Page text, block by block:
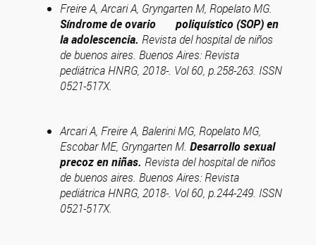
Freire A, Arcari A, Gryngarten M, Ropelato MG.
Síndrome de ovario poliquístico (SOP) en
la adolescencia. Revista del hospital de niños
de buenos aires. Buenos Aires: Revista
pediátrica HNRG, 2018-. Vol 60, p.258-263. ISSN
0521-517X.
Arcari A, Freire A, Balerini MG, Ropelato MG,
Escobar ME, Gryngarten M. Desarrollo sexual
precoz en niñas. Revista del hospital de niños
de buenos aires. Buenos Aires: Revista
pediátrica HNRG, 2018-. Vol 60, p.244-249. ISSN
0521-517X.